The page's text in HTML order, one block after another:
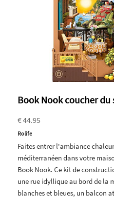
Book Nook coucher du
€ 44.95
Rolife
Faites entrer l'ambiance
méditerranéen dans votre
Book Nook. Ce kit de
une rue idyllique au bord de la
blanches et bleues, un balcon